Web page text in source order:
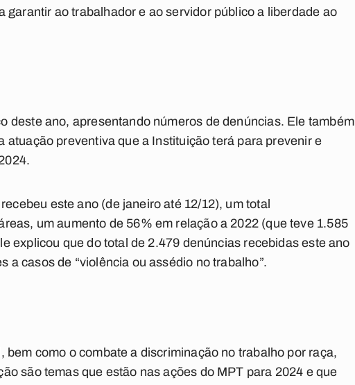
ao trabalhador e ao servidor público a liberdade ao
deste ano, apresentando números de denúncias. Ele também
preventiva que a Instituição terá para prevenir e
este ano (de janeiro até 12/12), um total
um aumento de 56% em relação a 2022 (que teve 1.585
explicou que do total de 2.479 denúncias recebidas este ano
a casos de “violência ou assédio no trabalho”.
como o combate a discriminação no trabalho por raça,
são temas que estão nas ações do MPT para 2024 e que